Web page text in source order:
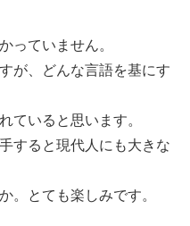
っていません。
が、どんな言語を基にす
ていると思います。
すると現代人にも大きな
。とても楽しみです。